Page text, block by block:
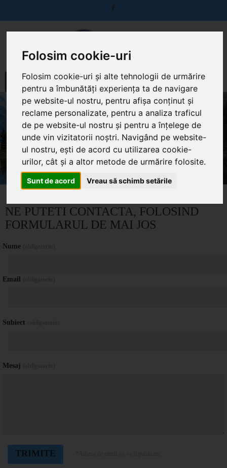
Folosim cookie-uri
Folosim cookie-uri și alte tehnologii de urmărire
pentru a îmbunătăți experiența ta de navigare
pe website-ul nostru, pentru afișa conținut și
reclame personalizate, pentru a analiza traficul
de pe website-ul nostru și pentru a înțelege de
unde vin vizitatorii noștri. Navigând pe website-
ul nostru, ești de acord cu utilizarea cookie-
urilor, cât și a altor metode de urmărire folosite.
Sunt de acord Vreau să schimb setările
MENIU
CONTACT
Home Contact
NE PUTETI CONTACTA, FOLOSIND
FORMULARUL DE MAI JOS
Nume
Email
Subiect
Mesaj